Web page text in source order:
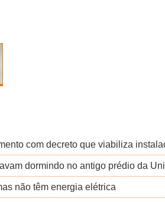
com decreto que viabiliza
dormindo no antigo prédio da
não têm energia elétrica